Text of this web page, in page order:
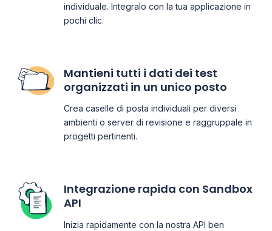
individuale. Integralo con la tua applicazione in
pochi clic.
Mantieni tutti i dati dei test
organizzati in un unico posto
Crea caselle di posta individuali per diversi
ambienti o server di revisione e raggruppale in
progetti pertinenti.
Integrazione rapida con Sandbox
API
Inizia rapidamente con la nostra API ben